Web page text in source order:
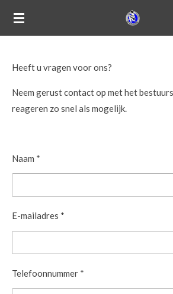
Ga
Heeft u vragen voor ons?
Neem gerust contact op met het
reageren zo snel als mogelijk.
Naam *
E-mailadres *
Telefoonnummer *